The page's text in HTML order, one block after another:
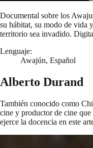
Documental sobre los
su hábitat, su modo de vida
territorio sea invadido.
Lenguaje:
Awajún, Español
Alberto Durand
También conocido como
cine y productor de cine
ejerce la docencia en este